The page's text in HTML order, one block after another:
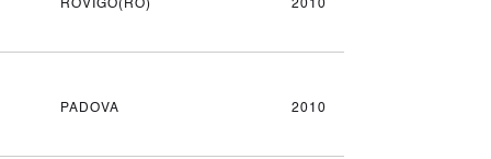
ROVIGO(RO) 2010
PADOVA 2010